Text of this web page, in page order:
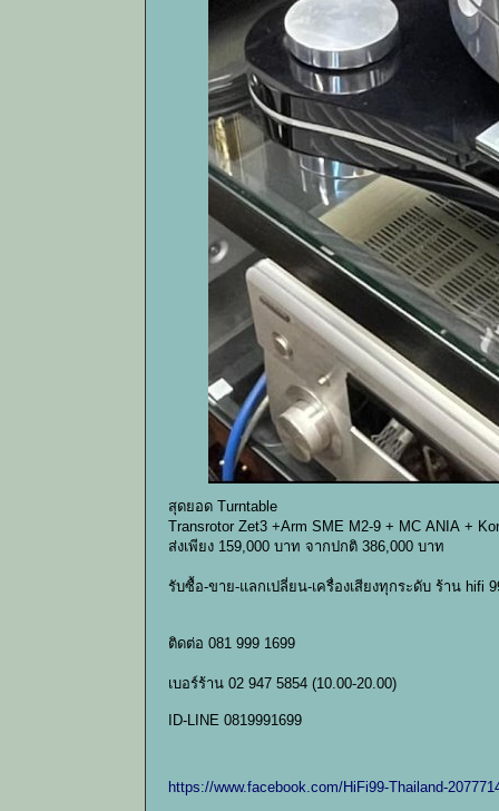
สุดยอด Turntable
Transrotor Zet3 +Arm SME M2-9 + MC ANIA +
ส่งเพียง 159,000 บาท จากปกติ 386,000 บาท
รับซื้อ-ขาย-แลกเปลี่ยน-เครื่องเสียงทุกระดับ ร้าน
ติดต่อ 081 999 1699
เบอร์ร้าน 02 947 5854 (10.00-20.00)
ID-LINE 0819991699
https://www.facebook.com/HiFi99-Thailand-